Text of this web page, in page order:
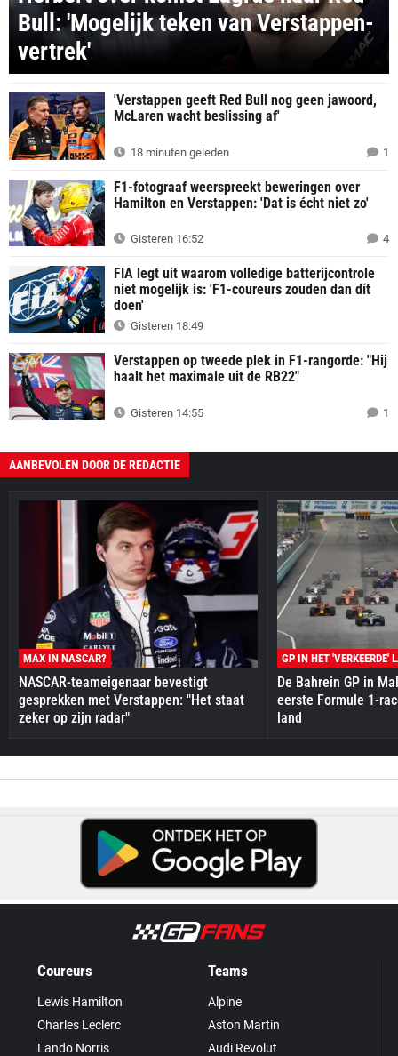
Bull: 'Mogelijk teken van Verstappen-
vertrek'
'Verstappen geeft Red Bull nog geen jawoord,
McLaren wacht beslissing af'
18 minuten geleden 1
F1-fotograaf weerspreekt beweringen over
Hamilton en Verstappen: 'Dat is écht niet zo'
Gisteren 16:52 4
FIA legt uit waarom volledige batterijcontrole
niet mogelijk is: 'F1-coureurs zouden dan dít
doen'
Gisteren 18:49
Verstappen op tweede plek in F1-rangorde: "Hij
haalt het maximale uit de RB22"
Gisteren 14:55 1
AANBEVOLEN DOOR DE REDACTIE
MAX IN NASCAR?
NASCAR-teameigenaar bevestigt
gesprekken met Verstappen: "Het staat
zeker op zijn radar"
GP IN HET 'VERKEERDE'
De Bahrein GP in
eerste Formule 1-
land
Coureurs
Lewis Hamilton
Charles Leclerc
Lando Norris
Teams
Alpine
Aston Martin
Audi Revolut